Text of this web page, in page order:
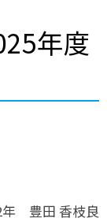
年度
年 豊田 香枝良